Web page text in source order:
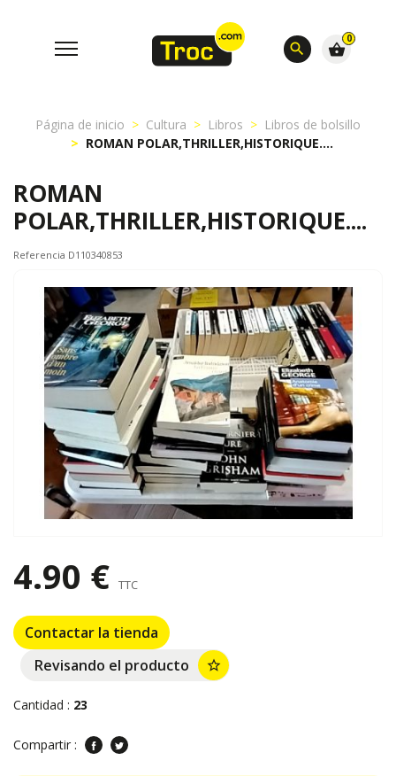
search
0
shopping_basket
Página de inicio Cultura Libros
Libros de bolsillo
ROMAN POLAR,THRILLER,HISTORIQUE....
ROMAN
POLAR,THRILLER,HISTORIQUE....
Referencia D110340853
4.90 € TTC
Contactar la tienda
Revisando el producto
star_border
Cantidad : 23
Compartir :